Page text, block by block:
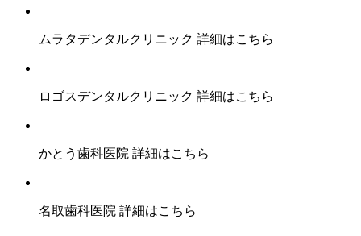
ムラタデンタルクリニック 詳細はこちら
ロゴスデンタルクリニック 詳細はこちら
かとう歯科医院 詳細はこちら
名取歯科医院 詳細はこちら